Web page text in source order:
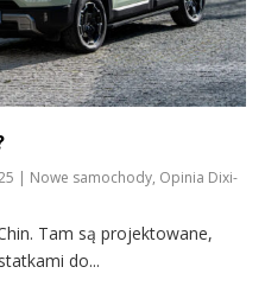
| Nowe samochody, Opinia Dixi-
Tam są projektowane,
do...